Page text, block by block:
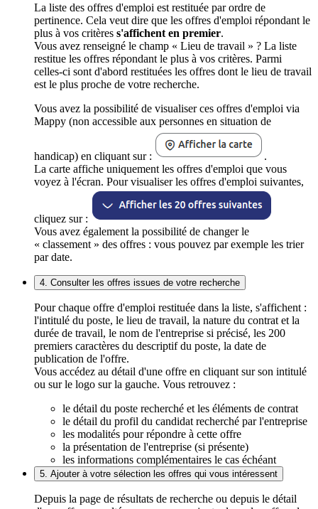
La liste des offres d'emploi est restituée par ordre de
pertinence. Cela veut dire que les offres d'emploi répondant le
plus à vos critères s'affichent en premier.
Vous avez renseigné le champ « Lieu de travail » ? La liste
restitue les offres répondant le plus à vos critères. Parmi
celles-ci sont d'abord restituées les offres dont le lieu de travail
est le plus proche de votre recherche.
Vous avez la possibilité de visualiser ces offres d'emploi via
Mappy (non accessible aux personnes en situation de
handicap) en cliquant sur :
.
La carte affiche uniquement les offres d'emploi que vous
voyez à l'écran. Pour visualiser les offres d'emploi suivantes,
cliquez sur :
Vous avez également la possibilité de changer le
« classement » des offres : vous pouvez par exemple les trier
par date.
4. Consulter les offres issues de votre recherche
Pour chaque offre d'emploi restituée dans la liste, s'affichent :
l'intitulé du poste, le lieu de travail, la nature du contrat et la
durée de travail, le nom de l'entreprise si précisé, les 200
premiers caractères du descriptif du poste, la date de
publication de l'offre.
Vous accédez au détail d'une offre en cliquant sur son intitulé
ou sur le logo sur la gauche. Vous retrouvez :
le détail du poste recherché et les éléments de contrat
le détail du profil du candidat recherché par l'entreprise
les modalités pour répondre à cette offre
la présentation de l'entreprise (si présente)
les informations complémentaires le cas échéant
5. Ajouter à votre sélection les offres qui vous intéressent
Depuis la page de résultats de recherche ou depuis le détail